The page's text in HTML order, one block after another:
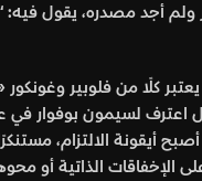
أجد مصدره، يقول فيه:
للالتزام يصل إلى درجة المزايدة أحيانًا كما كتب سارتر في افتتاح مجلته الشهيرة
الالتزام،
الذاتية أو